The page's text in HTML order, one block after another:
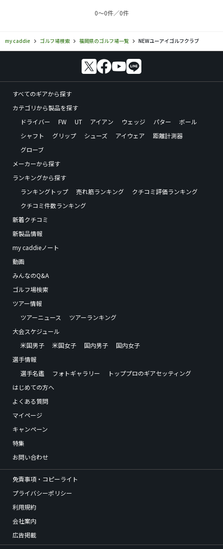
0〜0件／0件
my caddie ゴルフ場検索 福岡県のゴルフ場一覧 NEWユーアイゴルフクラブ
すべてのギアから探す
カテゴリから製品を探す
ドライバー
FW UT アイアン ウェッジ パター
ボール
シャフト
グリップ シューズ アイウェア
距離計測器
グローブ
メーカーから探す
ランキングから探す
ランキングトップ
売れ筋ランキング
クチコミ評価ランキング
クチコミ件数ランキング
新着クチコミ
新製品情報
my caddieノート
動画
みんなのQ&A
ゴルフ場検索
ツアー情報
ツアーニュース
ツアーランキング
大会スケジュール
米国男子
米国女子 国内男子
国内女子
選手情報
選手名鑑
フォトギャラリー
トッププロのギアセッティング
はじめての方へ
よくある質問
マイページ
キャンペーン
特集
お問い合わせ
免責事項・コピーライト
プライバシーポリシー
利用規約
会社案内
広告掲載